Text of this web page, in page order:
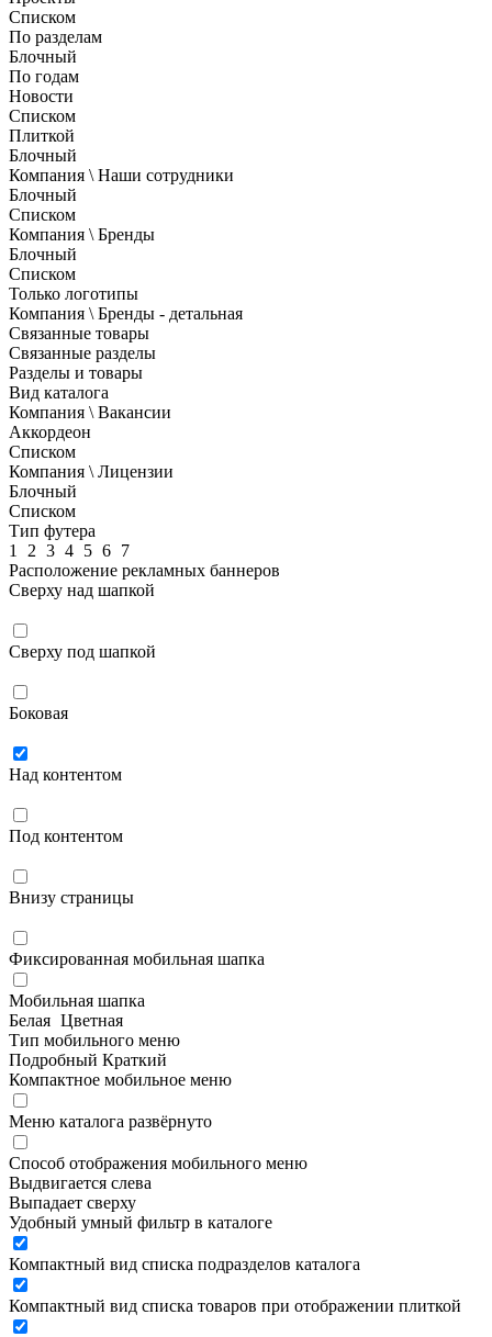
Списком
По разделам
Блочный
По годам
Новости
Списком
Плиткой
Блочный
Компания \ Наши сотрудники
Блочный
Списком
Компания \ Бренды
Блочный
Списком
Только логотипы
Компания \ Бренды - детальная
Связанные товары
Связанные разделы
Разделы и товары
Вид каталога
Компания \ Вакансии
Аккордеон
Списком
Компания \ Лицензии
Блочный
Списком
Тип футера
1
2 3 4 5 6 7
Расположение рекламных баннеров
Сверху над шапкой
Сверху под шапкой
Боковая
Над контентом
Под контентом
Внизу страницы
Фиксированная мобильная шапка
Мобильная шапка
Белая Цветная
Тип мобильного меню
Подробный Краткий
Компактное мобильное меню
Меню каталога развёрнуто
Способ отображения мобильного меню
Выдвигается слева
Выпадает сверху
Удобный умный фильтр в каталоге
Компактный вид списка подразделов каталога
Компактный вид списка товаров при отображении плиткой